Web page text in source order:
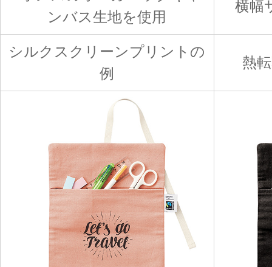
ンバス生地を使用
横幅
シルクスクリーンプリントの
例
熱